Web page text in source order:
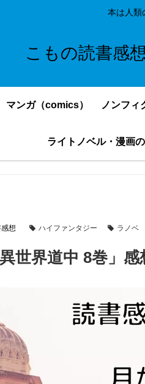
本は人類
こもの読書感
マンガ（comics）
想 ハイファンタジー ラノベ
世界道中 8巻」